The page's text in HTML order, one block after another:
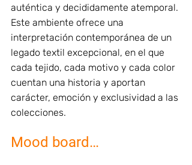
auténtica y decididamente atemporal.
Este ambiente ofrece una
interpretación contemporánea de un
legado textil excepcional, en el que
cada tejido, cada motivo y cada color
cuentan una historia y aportan
carácter, emoción y exclusividad a las
colecciones.
Mood board…